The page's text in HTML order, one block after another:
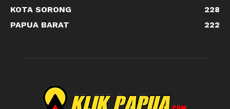
KOTA SORONG
228
PAPUA BARAT
222